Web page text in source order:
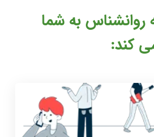
روانشناس به شما
کند: